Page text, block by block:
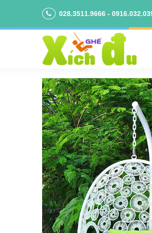
028.3511.9666 -